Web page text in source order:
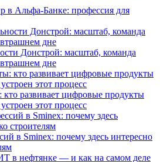
в Альфа-Банке: профессия для
Донстрой: масштаб, команда
дне
развивает цифровые продукты
этот процесс
в Sminex: почему здесь интересно